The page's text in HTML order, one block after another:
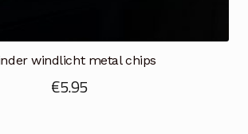
windlicht metal chips
€5.95